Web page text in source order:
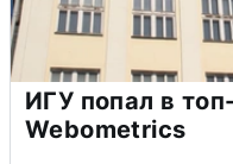
ИГУ попал в
Webometrics